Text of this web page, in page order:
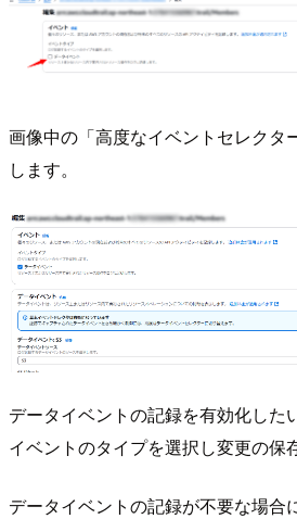
画像中の「高度なイベントセレクタ
します。
データイベントの記録を有効化した
イベントのタイプを選択し変更の保
データイベントの記録が不要な場合